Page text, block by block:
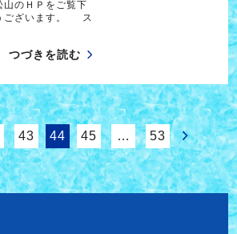
山のＨＰをご覧下
ございます。 ス
つづきを読む
43 44 45 … 53